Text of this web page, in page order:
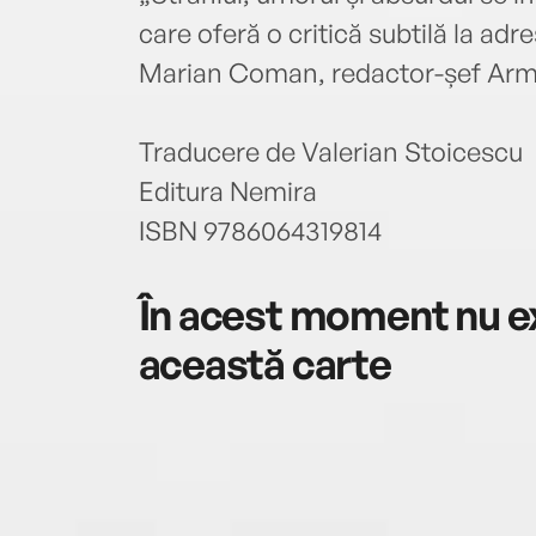
care oferă o critică subtilă la
Marian Coman, redactor-șef
Traducere de Valerian Stoicescu
Editura Nemira
ISBN 9786064319814
În acest moment nu
această carte